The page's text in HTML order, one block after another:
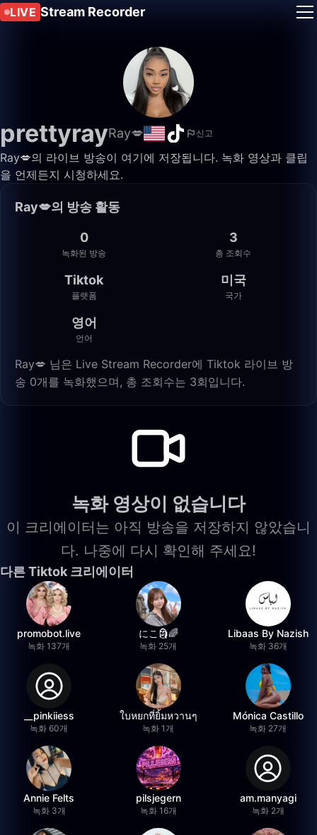
LIVE Stream Recorder
prettyrayRay💋 신고
Ray💋의 라이브 방송이 여기에 저장됩니다. 녹화 영상과 클립
을 언제든지 시청하세요.
Ray💋의 방송 활동
0
녹화된 방송
3
총 조회수
Tiktok
플랫폼
미국
국가
영어
언어
Ray💋 님은 Live Stream Recorder에 Tiktok 라이브 방
송 0개를 녹화했으며, 총 조회수는 3회입니다.
녹화 영상이 없습니다
이 크리에이터는 아직 방송을 저장하지 않았습니
다. 나중에 다시 확인해 주세요!
다른 Tiktok 크리에이터
promobot.live
녹화 137개
にこ🗿🌈
녹화 25개
Libaas By Nazish
녹화 36개
__pinkiiess
녹화 60개
ใบหยกที่ยิ้มหวานๆ
녹화 1개
Mónica Castillo
녹화 27개
Annie Felts
녹화 3개
pilsjegern
녹화 16개
am.manyagi
녹화 2개